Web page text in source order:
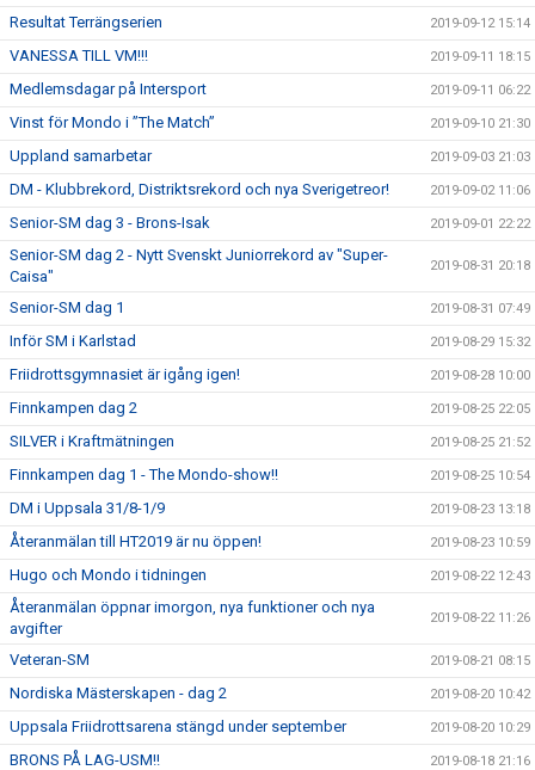
Resultat Terrängserien 2019-09-12 15:14
VANESSA TILL VM!!! 2019-09-11 18:15
Medlemsdagar på Intersport 2019-09-11 06:22
Vinst för Mondo i ”The Match” 2019-09-10 21:30
Uppland samarbetar 2019-09-03 21:03
DM - Klubbrekord, Distriktsrekord och nya Sverigetreor! 2019-09-02 11:06
Senior-SM dag 3 - Brons-Isak 2019-09-01 22:22
Senior-SM dag 2 - Nytt Svenskt Juniorrekord av "Super-
Caisa"
2019-08-31 20:18
Senior-SM dag 1 2019-08-31 07:49
Inför SM i Karlstad 2019-08-29 15:32
Friidrottsgymnasiet är igång igen! 2019-08-28 10:00
Finnkampen dag 2 2019-08-25 22:05
SILVER i Kraftmätningen 2019-08-25 21:52
Finnkampen dag 1 - The Mondo-show!! 2019-08-25 10:54
DM i Uppsala 31/8-1/9 2019-08-23 13:18
Återanmälan till HT2019 är nu öppen! 2019-08-23 10:59
Hugo och Mondo i tidningen 2019-08-22 12:43
Återanmälan öppnar imorgon, nya funktioner och nya
avgifter
2019-08-22 11:26
Veteran-SM 2019-08-21 08:15
Nordiska Mästerskapen - dag 2 2019-08-20 10:42
Uppsala Friidrottsarena stängd under september 2019-08-20 10:29
BRONS PÅ LAG-USM!! 2019-08-18 21:16